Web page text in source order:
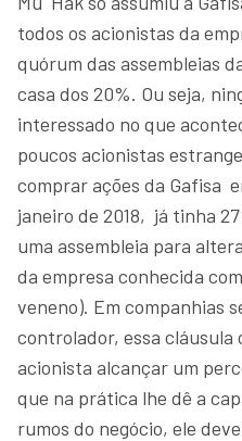
todos os acionistas da
quórum das assembleias
casa dos 20%. Ou seja,
interessado no que
poucos acionistas
comprar ações da Gafisa
janeiro de 2018, já tinha
uma assembleia para
da empresa conhecida
veneno). Em companhias
controlador, essa
acionista alcançar um
que na prática lhe dê a
rumos do negócio, ele